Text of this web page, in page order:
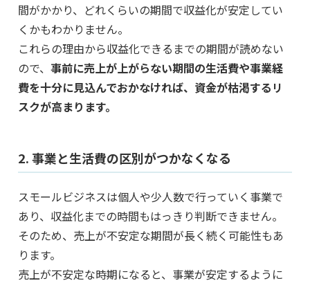
間がかかり、どれくらいの期間で収益化が安定してい
くかもわかりません。
これらの理由から収益化できるまでの期間が読めない
ので、 事前に売上が上がらない期間の生活費や事業経
費を十分に見込んでおかなければ、資金が枯渇するリ
スクが高まります。
2. 事業と生活費の区別がつかなくなる
スモールビジネスは個人や少人数で行っていく事業で
あり、収益化までの時間もはっきり判断できません。
そのため、売上が不安定な期間が長く続く可能性もあ
ります。
売上が不安定な時期になると、事業が安定するように